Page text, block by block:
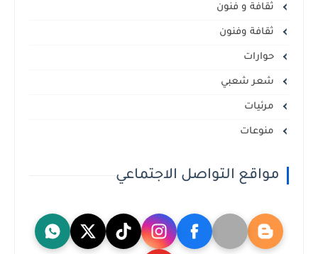
ثقافة و فنون
ثقافة وفنون
حوارات
شعر شعبي
مرئيات
منوعات
مواقع التواصل الاجتماعي